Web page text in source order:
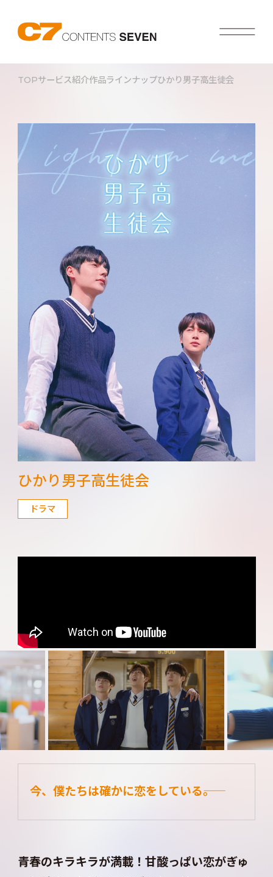
TOPサービス紹介作品ラインナップひかり男子高生徒会
ひかり男子高生徒会
ドラマ
今、僕たちは確かに恋をしている――。
青春のキラキラが満載！甘酸っぱい恋がぎゅ